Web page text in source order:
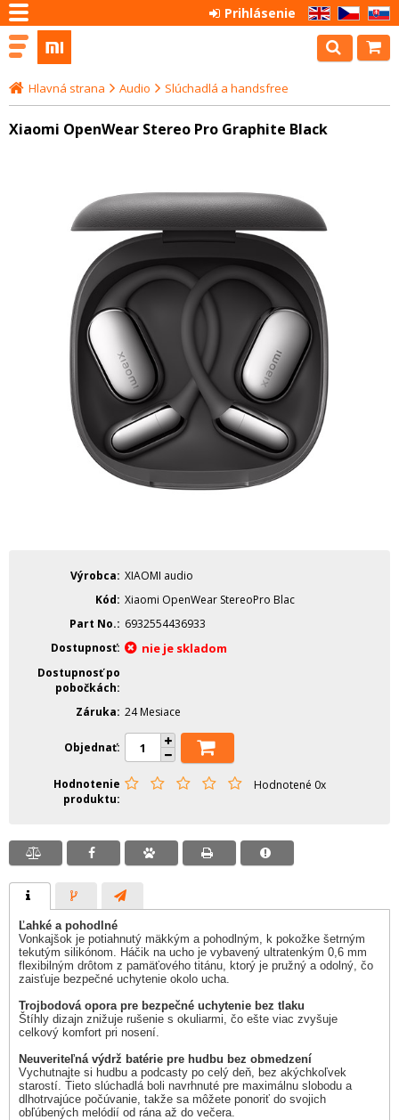
EN CZ SK
Prihlásenie
Hlavná strana Audio Slúchadlá a handsfree
Xiaomi OpenWear Stereo Pro Graphite Black
Výrobca XIAOMI audio
Kód Xiaomi OpenWear StereoPro Blac
Part No.
6932554436933
Dostupnosť
nie je skladom
Dostupnosť po
pobočkách
Záruka 24 Mesiace
Objednať
Hodnotenie
produktu
Hodnotené 0x
Ľahké a pohodlné
Vonkajšok je potiahnutý mäkkým a pohodlným, k pokožke šetrným
tekutým silikónom. Háčik na ucho je vybavený ultratenkým 0,6 mm
flexibilným drôtom z pamäťového titánu, ktorý je pružný a odolný, čo
zaisťuje bezpečné uchytenie okolo ucha.
Trojbodová opora pre bezpečné uchytenie bez tlaku
Štíhly dizajn znižuje rušenie s okuliarmi, čo ešte viac zvyšuje
celkový komfort pri nosení.
Neuveriteľná výdrž batérie pre hudbu bez obmedzení
Vychutnajte si hudbu a podcasty po celý deň, bez akýchkoľvek
starostí. Tieto slúchadlá boli navrhnuté pre maximálnu slobodu a
dlhotrvajúce počúvanie, takže sa môžete ponoriť do svojich
obľúbených melódií od rána až do večera.